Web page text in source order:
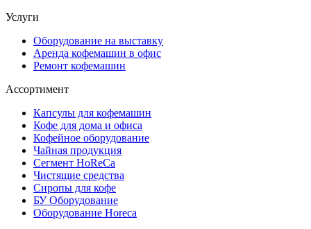
Услуги
Оборудование на выставку
Аренда кофемашин в офис
Ремонт кофемашин
Ассортимент
Капсулы для кофемашин
Кофе для дома и офиса
Кофейное оборудование
Чайная продукция
Сегмент HoReCa
Чистящие средства
Сиропы для кофе
БУ Оборудование
Оборудование Horeca